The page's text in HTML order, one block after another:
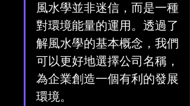
風水學並非迷信，而是一種
對環境能量的運用。透過了
解風水學的基本概念，我們
可以更好地選擇公司名稱，
為企業創造一個有利的發展
環境。